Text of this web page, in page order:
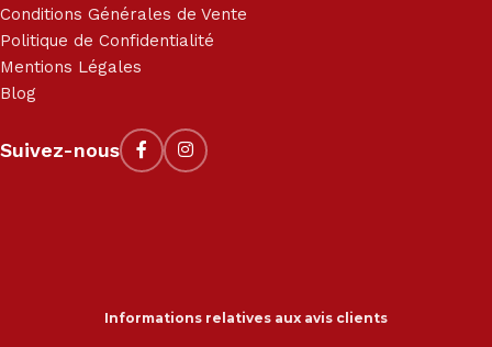
Conditions Générales de Vente
Politique de Confidentialité
Mentions Légales
Blog
Suivez-nous
Informations relatives aux avis clients